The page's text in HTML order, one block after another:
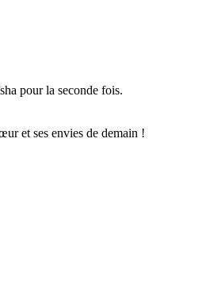
pour la seconde fois.
et ses envies de demain !